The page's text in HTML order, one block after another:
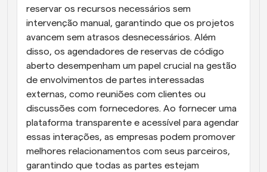
reservar os recursos necessários sem
intervenção manual, garantindo que os projetos
avancem sem atrasos desnecessários. Além
disso, os agendadores de reservas de código
aberto desempenham um papel crucial na gestão
de envolvimentos de partes interessadas
externas, como reuniões com clientes ou
discussões com fornecedores. Ao fornecer uma
plataforma transparente e acessível para agendar
essas interações, as empresas podem promover
melhores relacionamentos com seus parceiros,
garantindo que todas as partes estejam